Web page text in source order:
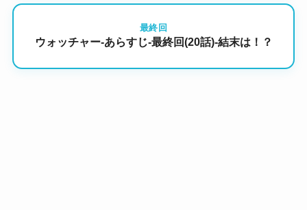
最終回
ウォッチャー-あらすじ-最終回(20話)-結末は！？